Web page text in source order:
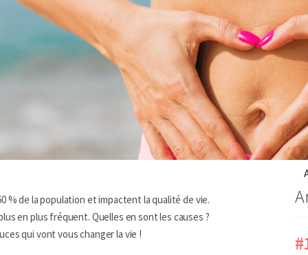
de la population et impactent la qualité de vie.
en plus fréquent. Quelles en sont les causes ?
qui vont vous changer la vie !